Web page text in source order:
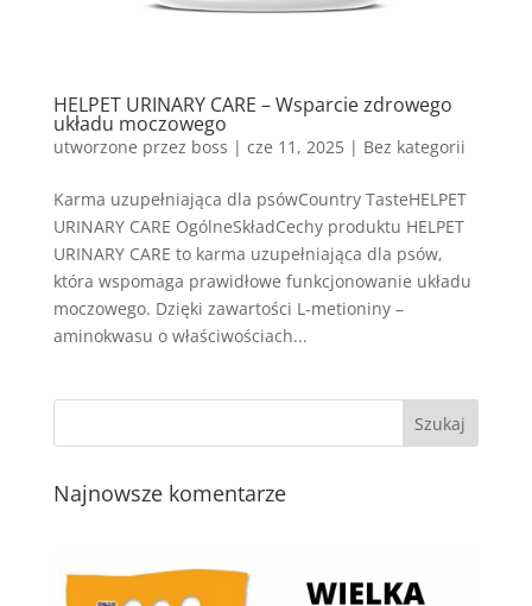
HELPET URINARY CARE – Wsparcie zdrowego
układu moczowego
utworzone przez boss | cze 11, 2025| Bez kategorii
Karma uzupełniająca dla psówCountry TasteHELPET
URINARY CARE OgólneSkładCechy produktu HELPET
URINARY CARE to karma uzupełniająca dla psów,
która wspomaga prawidłowe funkcjonowanie układu
moczowego. Dzięki zawartości L-metioniny –
aminokwasu o właściwościach...
Najnowsze komentarze